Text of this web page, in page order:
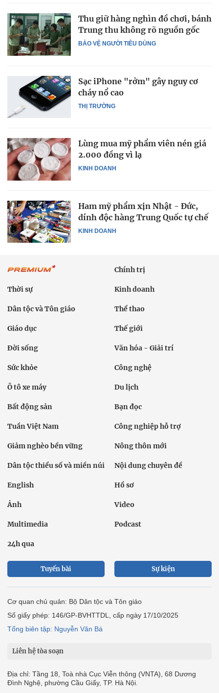
BẢO VỆ NGƯỜI TIÊU DÙNG
Thu giữ hàng nghìn đồ chơi, bánh
Trung thu không rõ nguồn gốc
THỊ TRƯỜNG
Sạc iPhone "rởm" gây nguy cơ
cháy nổ cao
KINH DOANH
Lùng mua mỹ phẩm viên nén giá
2.000 đồng vì lạ
KINH DOANH
Ham mỹ phẩm xịn Nhật - Đức,
dính độc hàng Trung Quốc tự chế
Chính trị
Thời sự Kinh doanh
Dân tộc và Tôn giáo Thể thao
Giáo dục Thế giới
Đời sống Văn hóa - Giải trí
Sức khỏe Công nghệ
Ô tô xe máy Du lịch
Bất động sản Bạn đọc
Tuần Việt Nam Công nghiệp hỗ trợ
Giảm nghèo bền vững Nông thôn mới
Dân tộc thiểu số và miền núi Nội dung chuyên đề
English Hồ sơ
Ảnh Video
Multimedia Podcast
24h qua
Tuyến bài Sự kiện
Cơ quan chủ quản: Bộ Dân tộc và Tôn giáo
Số giấy phép: 146/GP-BVHTTDL, cấp ngày 17/10/2025
Tổng biên tập: Nguyễn Văn Bá
Liên hệ tòa soạn
Địa chỉ: Tầng 18, Toà nhà Cục Viễn thông (VNTA), 68 Dương
Đình Nghệ, phường Cầu Giấy, TP. Hà Nội.